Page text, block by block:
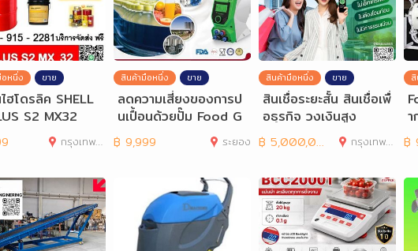
หนึ่ง ขาย
ฮโดรลิค SHELL
S2 MX32
กรุงเทพมหานคร
สินค้ามือหนึ่ง ขาย
ลดความเสี่ยงของการป
นเปื้อนด้วยปั๊ม Food G
rade คุณภาพสูงจาก S
฿ 9,999 ระยอง
สินค้ามือหนึ่ง ขาย
สินเชื่อระยะสั้น สินเชื่อเพื่
อธุรกิจ วงเงินสูง
฿ 5,000,000 กรุงเทพมหานคร ฿